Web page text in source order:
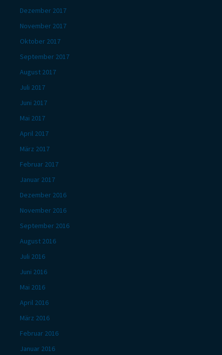
Dezember 2017
November 2017
Oktober 2017
September 2017
August 2017
Juli 2017
Juni 2017
Mai 2017
April 2017
März 2017
Februar 2017
Januar 2017
Dezember 2016
November 2016
September 2016
August 2016
Juli 2016
Juni 2016
Mai 2016
April 2016
März 2016
Februar 2016
Januar 2016